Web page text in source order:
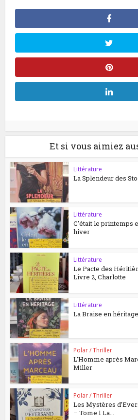
Et si vous aimiez
Littérature
La Splendeur des
Littérature
C’était le printemps
hiver
Littérature
Le Pacte des
Livre 2, Charlotte
Littérature
La Braise en héritage
Polar / Thriller
L’Homme après
Miller
Polar / Thriller
Les Mystères
– Tome 1 La...